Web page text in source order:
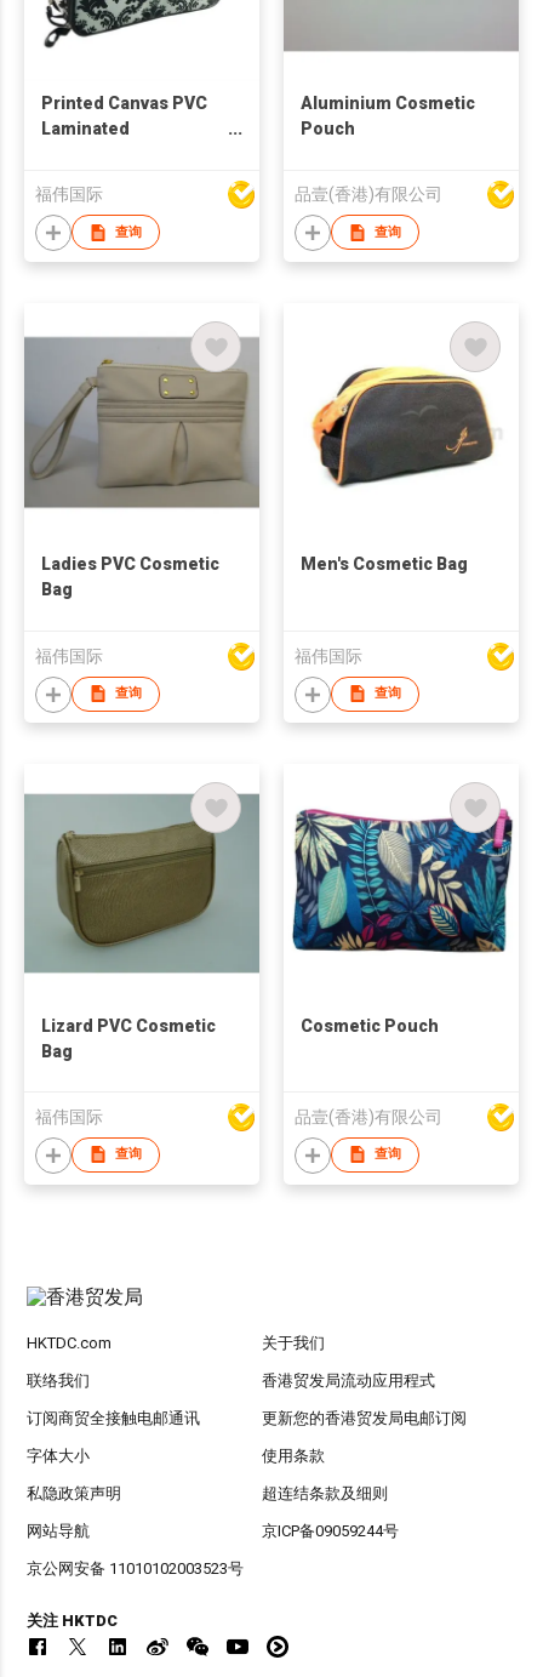
Printed Canvas PVC
Laminated
福伟国际
查询
Aluminium Cosmetic
Pouch
品壹(香港)有限公司
查询
Ladies PVC Cosmetic
Bag
福伟国际
查询
Men's Cosmetic Bag
福伟国际
查询
Lizard PVC Cosmetic
Bag
福伟国际
查询
Cosmetic Pouch
品壹(香港)有限公司
查询
HKTDC.com 关于我们
联络我们 香港贸发局流动应用程式
订阅商贸全接触电邮通讯 更新您的香港贸发局电邮订阅
字体大小 使用条款
私隐政策声明 超连结条款及细则
网站导航 京ICP备09059244号
京公网安备 11010102003523号
关注 HKTDC